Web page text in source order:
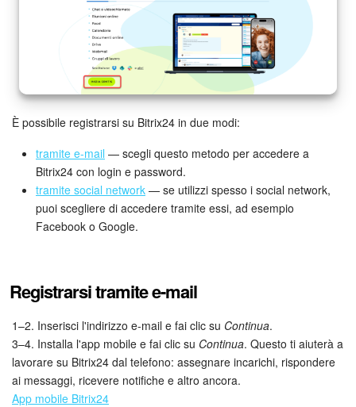
Calendario
Bitrix24 Drive
Webmail
Gruppi di lavoro
Incarichi e progetti
Progetti IA
Prenotazione online
Contact Center
Sales Center
È possibile registrarsi su Bitrix24 in due modi:
tramite e-mail — scegli questo metodo per accedere a
Bitrix24 con login e password.
tramite social network — se utilizzi spesso i social network,
puoi scegliere di accedere tramite essi, ad esempio
Facebook o Google.
Registrarsi tramite e-mail
1–2. Inserisci l'indirizzo e-mail e fai clic su Continua.
3–4. Installa l'app mobile e fai clic su Continua. Questo ti aiuterà a
lavorare su Bitrix24 dal telefono: assegnare incarichi, rispondere
ai messaggi, ricevere notifiche e altro ancora.
App mobile Bitrix24